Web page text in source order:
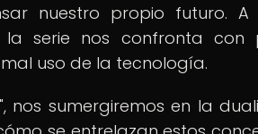
nuestro propio futuro. A
serie nos confronta con
uso de la tecnología.
nos sumergiremos en la